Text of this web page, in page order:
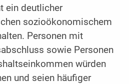
ein deutlicher
sozioökonomischem
Personen mit
sowie Personen
würden
und seien häufiger